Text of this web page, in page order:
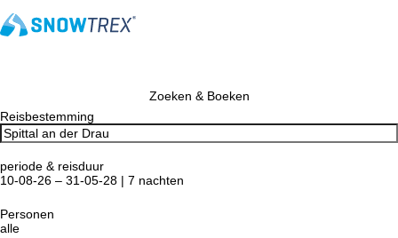
Zoeken & Boeken
Reisbestemming
periode & reisduur
10-08-26 – 31-05-28 | 7 nachten
Personen
alle